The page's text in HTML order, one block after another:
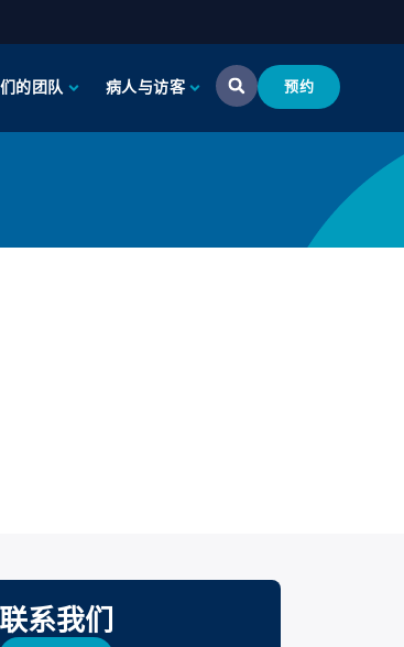
的团队 病人与访客 预约
联系我们